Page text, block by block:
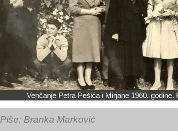
Venčanje Petra Pešića i Mirjane 1960. godine.
Piše: Branka Marković